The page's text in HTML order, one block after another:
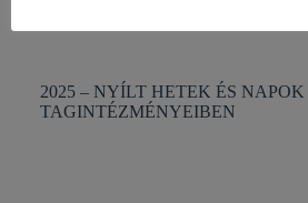
2025 – NYÍLT HETEK ÉS
TAGINTÉZMÉNYEIBEN